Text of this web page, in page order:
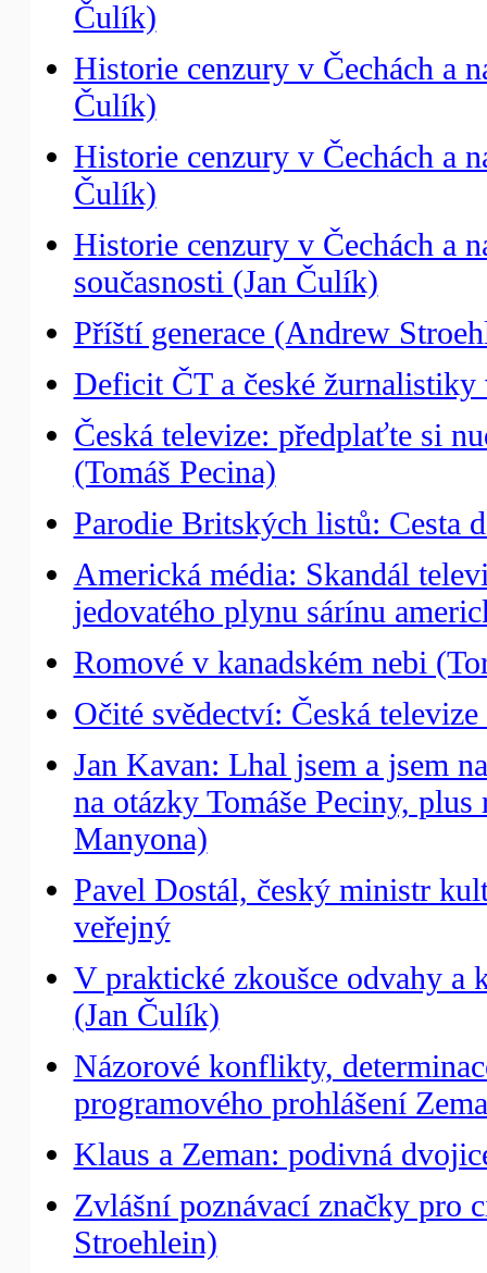
Čulík)
Historie cenzury v Čechách a
Čulík)
Historie cenzury v Čechách a
Čulík)
Historie cenzury v Čechách a
současnosti (Jan Čulík)
Příští generace (Andrew
Deficit ČT a české
Česká televize: předplaťte si
(Tomáš Pecina)
Parodie Britských listů: Cesta
Americká média: Skandál
jedovatého plynu sárínu
Romové v kanadském nebi
Očité svědectví: Česká
Jan Kavan: Lhal jsem a jsem
na otázky Tomáše Peciny,
Manyona)
Pavel Dostál, český ministr
veřejný
V praktické zkoušce odvahy a
(Jan Čulík)
Názorové konflikty,
programového prohlášení
Klaus a Zeman: podivná
Zvlášní poznávací značky pro
Stroehlein)